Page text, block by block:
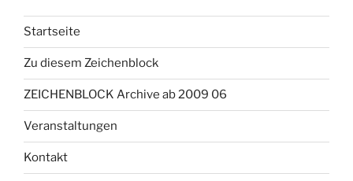
Startseite
Zu diesem Zeichenblock
ZEICHENBLOCK Archive ab 2009 06
Veranstaltungen
Kontakt